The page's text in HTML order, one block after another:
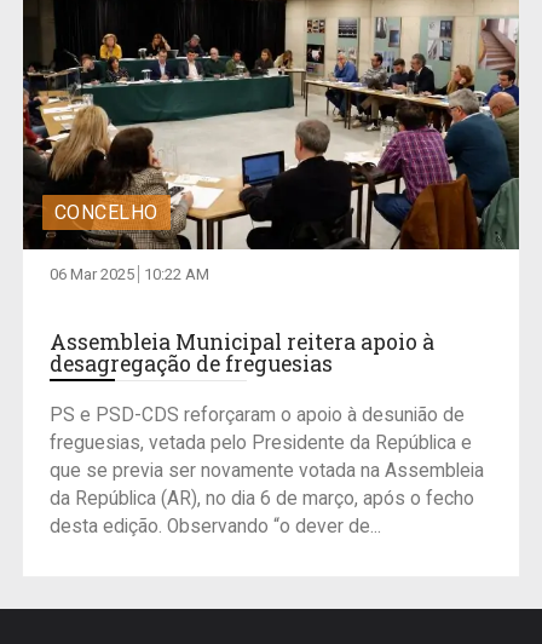
CONCELHO
06 Mar 2025 10:22 AM
Assembleia Municipal reitera apoio à
desagregação de freguesias
PS e PSD-CDS reforçaram o apoio à desunião de
freguesias, vetada pelo Presidente da República e
que se previa ser novamente votada na Assembleia
da República (AR), no dia 6 de março, após o fecho
desta edição. Observando “o dever de...